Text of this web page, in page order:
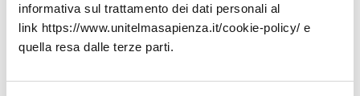
informativa sul trattamento dei dati personali al
link https://www.unitelmasapienza.it/cookie-policy/ e
quella resa dalle terze parti.